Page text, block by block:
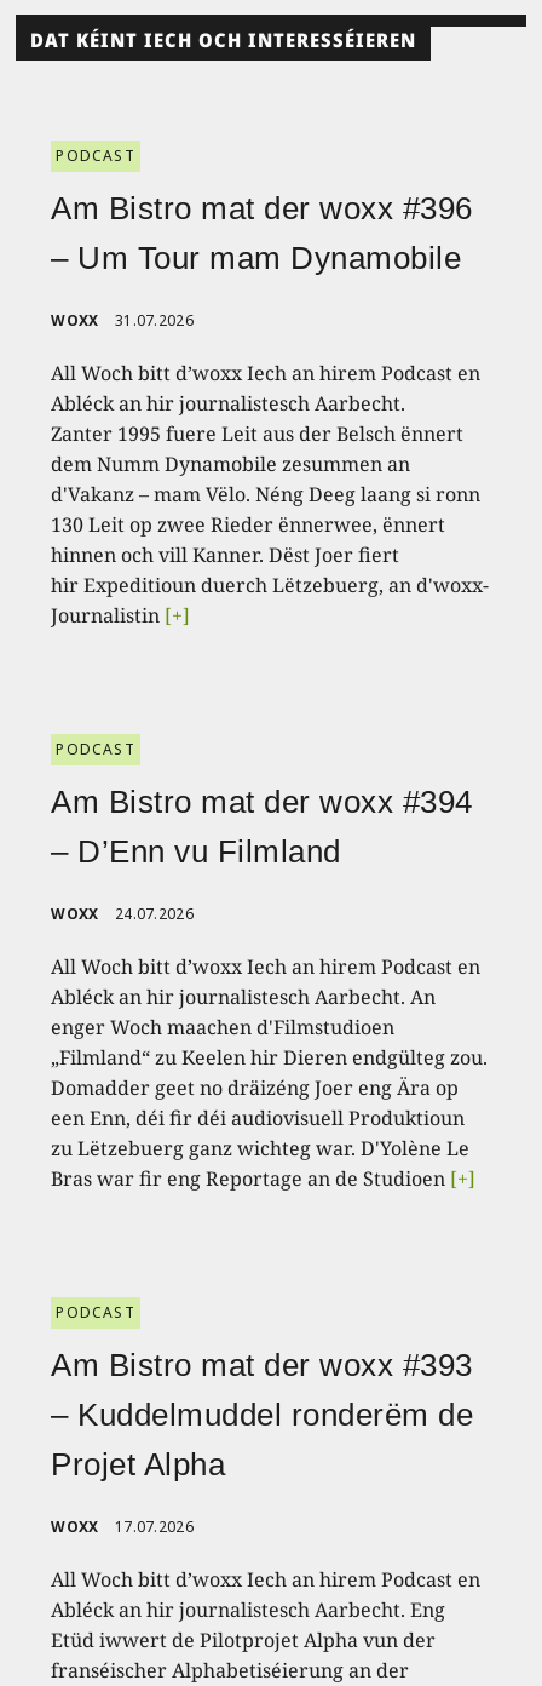
DAT KÉINT IECH OCH INTERESSÉIEREN
PODCAST
Am Bistro mat der woxx #396
– Um Tour mam Dynamobile
WOXX 31.07.2026
All Woch bitt d’woxx Iech an hirem Podcast en
Abléck an hir journalistesch Aarbecht.
Zanter 1995 fuere Leit aus der Belsch ënnert
dem Numm Dynamobile zesummen an
d'Vakanz – mam Vëlo. Néng Deeg laang si ronn
130 Leit op zwee Rieder ënnerwee, ënnert
hinnen och vill Kanner. Dëst Joer fiert
hir Expeditioun duerch Lëtzebuerg, an d'woxx-
Journalistin [+]
PODCAST
Am Bistro mat der woxx #394
– D’Enn vu Filmland
WOXX 24.07.2026
All Woch bitt d’woxx Iech an hirem Podcast en
Abléck an hir journalistesch Aarbecht. An
enger Woch maachen d'Filmstudioen
„Filmland“ zu Keelen hir Dieren endgülteg zou.
Domadder geet no dräizéng Joer eng Ära op
een Enn, déi fir déi audiovisuell Produktioun
zu Lëtzebuerg ganz wichteg war. D'Yolène Le
Bras war fir eng Reportage an de Studioen [+]
PODCAST
Am Bistro mat der woxx #393
– Kuddelmuddel ronderëm de
Projet Alpha
WOXX 17.07.2026
All Woch bitt d’woxx Iech an hirem Podcast en
Abléck an hir journalistesch Aarbecht. Eng
Etüd iwwert de Pilotprojet Alpha vun der
franséischer Alphabetiséierung an der